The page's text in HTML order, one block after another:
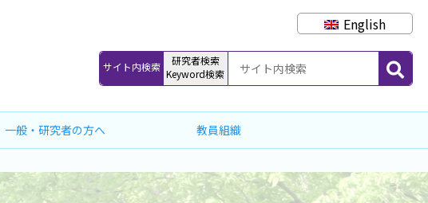
English
サイト内検索
研究者検索
Keyword検索
一般・研究者の方へ 教員組織